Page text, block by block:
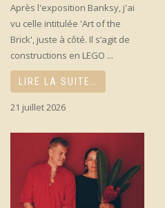
Après l'exposition Banksy, j'ai
vu celle intitulée 'Art of the
Brick', juste à côté. Il s’agit de
constructions en LEGO ...
LIRE LA SUITE…
21 juillet 2026